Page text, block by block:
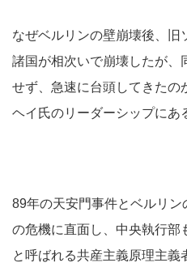
なぜベルリンの壁崩壊後、
諸国が相次いで崩壊したが、
せず、急速に台頭してきたの
ヘイ氏のリーダーシップにあ
89年の天安門事件とベルリ
の危機に直面し、中央執行部
と呼ばれる共産主義原理主